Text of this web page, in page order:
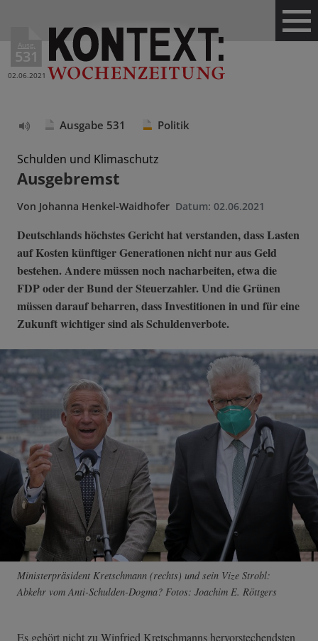
Ausg.
531
02.06.2021
vorlesen
Ausgabe 531 Politik
Schulden und Klimaschutz
Ausgebremst
Von Johanna Henkel-Waidhofer Datum: 02.06.2021
Deutschlands höchstes Gericht hat verstanden, dass Lasten
auf Kosten künftiger Generationen nicht nur aus Geld
bestehen. Andere müssen noch nacharbeiten, etwa die
FDP oder der Bund der Steuerzahler. Und die Grünen
müssen darauf beharren, dass Investitionen in und für eine
Zukunft wichtiger sind als Schuldenverbote.
Ministerpräsident Kretschmann (rechts) und sein Vize Strobl:
Abkehr vom Anti-Schulden-Dogma? Fotos: Joachim E. Röttgers
Es gehört nicht zu Winfried Kretschmanns hervorstechendsten